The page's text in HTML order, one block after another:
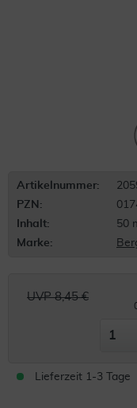
Artikelnummer:
PZN:
Inhalt:
50
Marke:
UVP 8,45 €
Lieferzeit 1-3 Tage